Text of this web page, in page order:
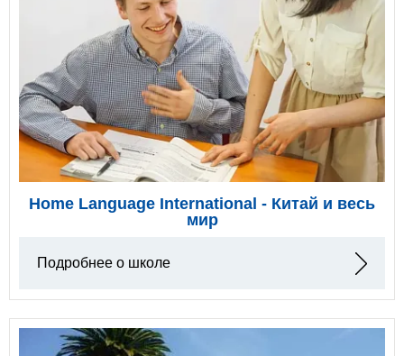
Home Language International - Китай и весь
мир
Подробнее о школе